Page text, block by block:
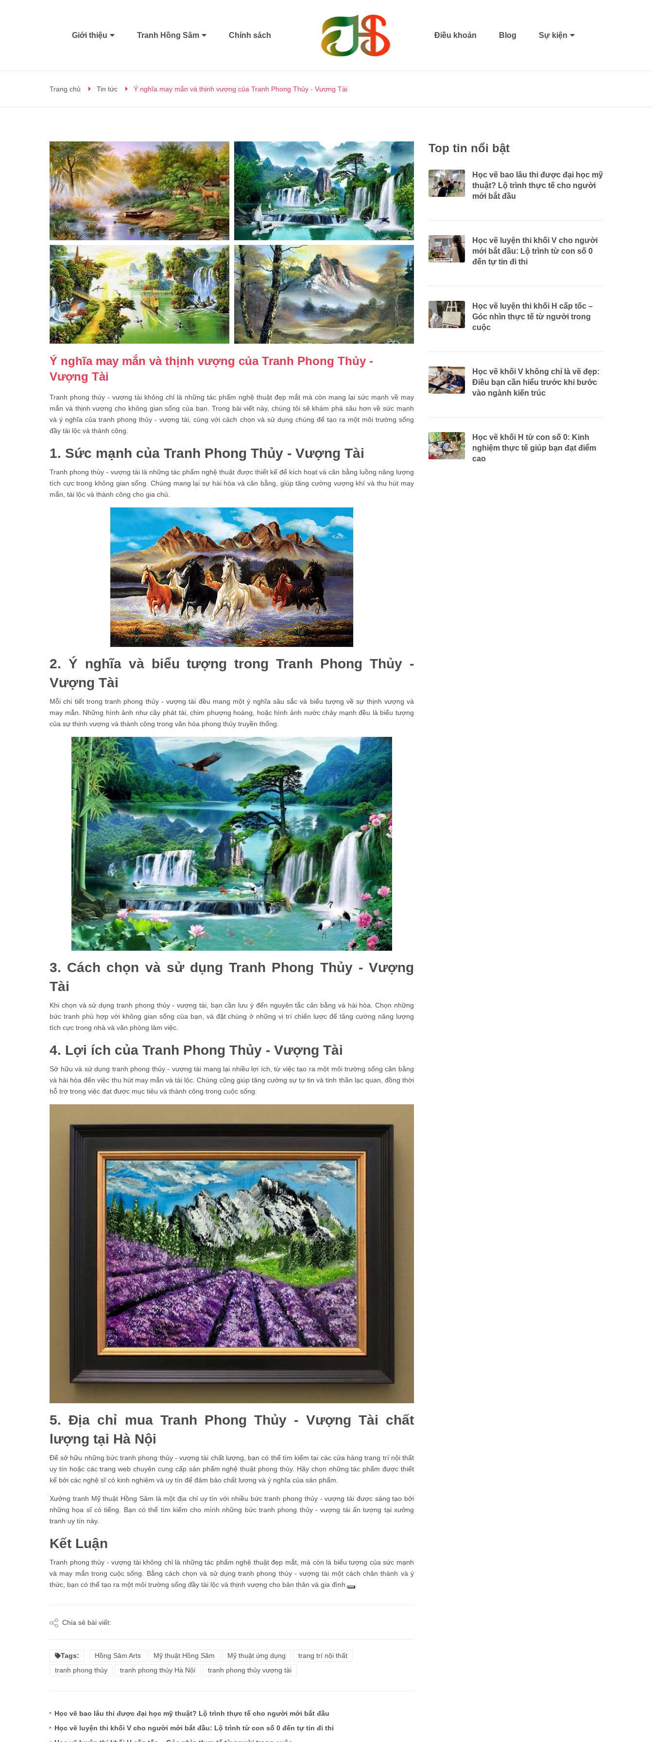
Giới thiệu Tranh Hồng Sâm Chính sách Điều khoản Blog Sự kiện
Trang chủ Tin tức Ý nghĩa may mắn và thịnh vượng của Tranh Phong Thủy - Vượng Tài
Ý nghĩa may mắn và thịnh vượng của Tranh Phong Thủy -
Vượng Tài
Tranh phong thủy - vượng tài không chỉ là những tác phẩm nghệ thuật đẹp mắt mà còn mang lại sức mạnh về may
mắn và thịnh vượng cho không gian sống của bạn. Trong bài viết này, chúng tôi sẽ khám phá sâu hơn về sức mạnh
và ý nghĩa của tranh phong thủy - vượng tài, cùng với cách chọn và sử dụng chúng để tạo ra một môi trường sống
đầy tài lộc và thành công.
1. Sức mạnh của Tranh Phong Thủy - Vượng Tài
Tranh phong thủy - vượng tài là những tác phẩm nghệ thuật được thiết kế để kích hoạt và cân bằng luồng năng lượng
tích cực trong không gian sống. Chúng mang lại sự hài hòa và cân bằng, giúp tăng cường vượng khí và thu hút may
mắn, tài lộc và thành công cho gia chủ.
2. Ý nghĩa và biểu tượng trong Tranh Phong Thủy -
Vượng Tài
Mỗi chi tiết trong tranh phong thủy - vượng tài đều mang một ý nghĩa sâu sắc và biểu tượng về sự thịnh vượng và
may mắn. Những hình ảnh như cây phát tài, chim phượng hoàng, hoặc hình ảnh nước chảy mạnh đều là biểu tượng
của sự thịnh vượng và thành công trong văn hóa phong thủy truyền thống.
3. Cách chọn và sử dụng Tranh Phong Thủy - Vượng
Tài
Khi chọn và sử dụng tranh phong thủy - vượng tài, bạn cần lưu ý đến nguyên tắc cân bằng và hài hòa. Chọn những
bức tranh phù hợp với không gian sống của bạn, và đặt chúng ở những vị trí chiến lược để tăng cường năng lượng
tích cực trong nhà và văn phòng làm việc.
4. Lợi ích của Tranh Phong Thủy - Vượng Tài
Sở hữu và sử dụng tranh phong thủy - vượng tài mang lại nhiều lợi ích, từ việc tạo ra một môi trường sống cân bằng
và hài hòa đến việc thu hút may mắn và tài lộc. Chúng cũng giúp tăng cường sự tự tin và tinh thần lạc quan, đồng thời
hỗ trợ trong việc đạt được mục tiêu và thành công trong cuộc sống.
5. Địa chỉ mua Tranh Phong Thủy - Vượng Tài chất
lượng tại Hà Nội
Để sở hữu những bức tranh phong thủy - vượng tài chất lượng, bạn có thể tìm kiếm tại các cửa hàng trang trí nội thất
uy tín hoặc các trang web chuyên cung cấp sản phẩm nghệ thuật phong thủy. Hãy chọn những tác phẩm được thiết
kế bởi các nghệ sĩ có kinh nghiệm và uy tín để đảm bảo chất lượng và ý nghĩa của sản phẩm.
Xưởng tranh Mỹ thuật Hồng Sâm là một địa chỉ uy tín với nhiều bức tranh phong thủy - vượng tài được sáng tạo bởi
những họa sĩ có tiếng. Bạn có thể tìm kiếm cho mình những bức tranh phong thủy - vượng tài ấn tượng tại xưởng
tranh uy tín này.
Kết Luận
Tranh phong thủy - vượng tài không chỉ là những tác phẩm nghệ thuật đẹp mắt, mà còn là biểu tượng của sức mạnh
và may mắn trong cuộc sống. Bằng cách chọn và sử dụng tranh phong thủy - vượng tài một cách chân thành và ý
thức, bạn có thể tạo ra một môi trường sống đầy tài lộc và thịnh vượng cho bản thân và gia đình.
Chia sẻ bài viết:
Tags: Hồng Sâm Arts Mỹ thuật Hồng Sâm Mỹ thuật ứng dụng
trang trí nội thất
tranh phong thủy
tranh phong thủy Hà Nội tranh phong thủy vượng tài
Học vẽ bao lâu thi được đại học mỹ thuật? Lộ trình thực tế cho người mới bắt đầu
Học vẽ luyện thi khối V cho người mới bắt đầu: Lộ trình từ con số 0 đến tự tin đi thi
Top tin nổi bật
Học vẽ bao lâu thi được đại học mỹ
thuật? Lộ trình thực tế cho người
mới bắt đầu
Học vẽ luyện thi khối V cho người
mới bắt đầu: Lộ trình từ con số 0
đến tự tin đi thi
Học vẽ luyện thi khối H cấp tốc –
Góc nhìn thực tế từ người trong
cuộc
Học vẽ khối V không chỉ là vẽ đẹp:
Điều bạn cần hiểu trước khi bước
vào ngành kiến trúc
Học vẽ khối H từ con số 0: Kinh
nghiệm thực tế giúp bạn đạt điểm
cao